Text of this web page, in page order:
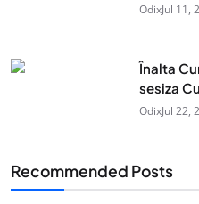
OdixJul 11,
Înalta
sesiza
OdixJul 22,
Recommended Posts